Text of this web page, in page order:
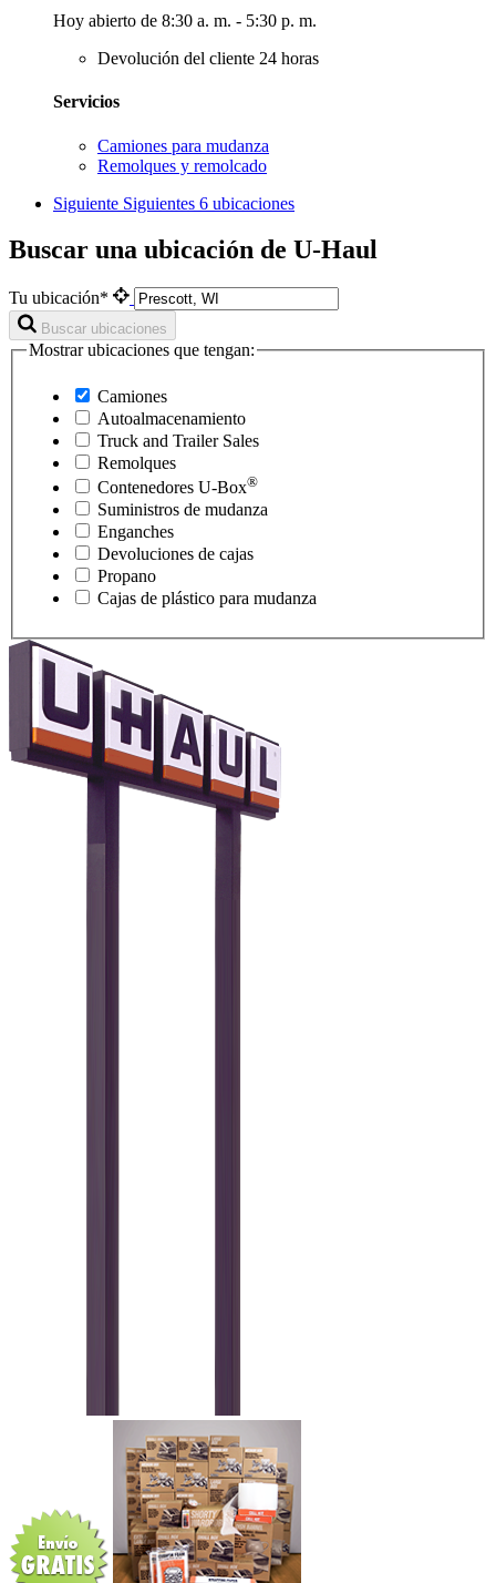
Hoy abierto de 8:30 a. m. - 5:30 p. m.
Devolución del cliente 24 horas
Servicios
Camiones para mudanza
Remolques y remolcado
Siguiente Siguientes 6 ubicaciones
Buscar una ubicación de U-Haul
Tu ubicación*
Buscar ubicaciones
Mostrar ubicaciones que tengan:
Camiones
Autoalmacenamiento
Truck and Trailer Sales
Remolques
Contenedores U-Box®
Suministros de mudanza
Enganches
Devoluciones de cajas
Propano
Cajas de plástico para mudanza